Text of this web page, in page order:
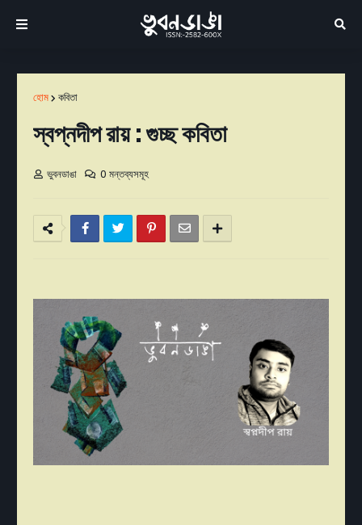
হোম কবিতা
স্বপ্নদীপ রায় : গুচ্ছ কবিতা
ভুবনডাঙা 0 মন্তব্যসমূহ